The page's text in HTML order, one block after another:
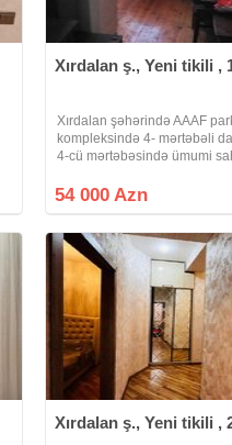
Xırdalan ş., Yeni tikili ,
Xırdalan şəhərində AAAF
kompleksində 4- mərtəbəli
4-cü mərtəbəsində ümumi
birlikdə satılr. Yaşayış
54 000 Azn
Xırdalan ş., Yeni tikili ,